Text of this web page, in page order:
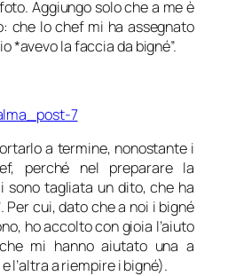
Aggiungo solo che a me è
che lo chef mi ha assegnato
*avevo la faccia da bigné”.
a termine, nonostante i
perché nel preparare la
sono tagliata un dito, che ha
Per cui, dato che a noi i bigné
ho accolto con gioia l’aiuto
mi hanno aiutato una a
l’altra a riempire i bigné).